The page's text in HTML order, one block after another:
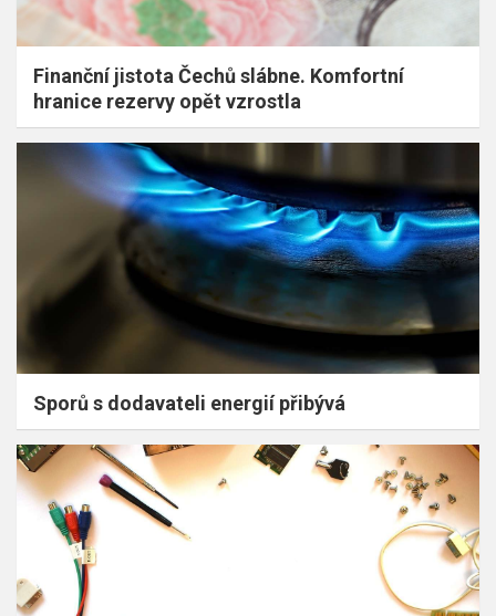
Finanční jistota Čechů slábne. Komfortní
hranice rezervy opět vzrostla
Sporů s dodavateli energií přibývá